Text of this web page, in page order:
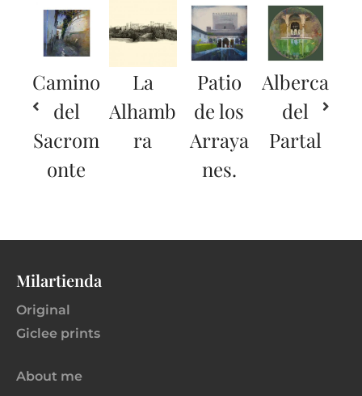
Camino
del
Sacrom
onte
La
Alhamb
ra
Patio
de los
Arraya
nes.
Alberca
del
Partal
Milartienda
Original
Giclee prints
About me